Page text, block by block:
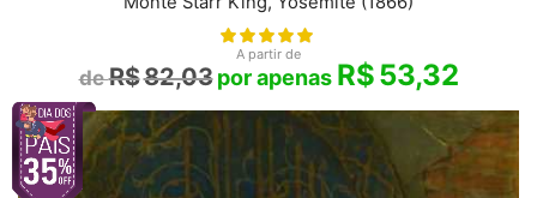
A partir de
R$82,03 R$53,32